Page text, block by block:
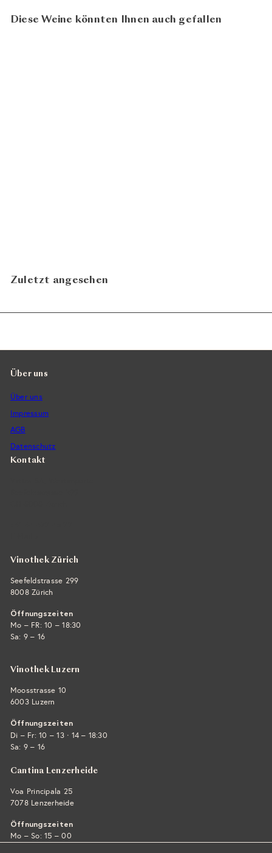
Diese Weine könnten Ihnen auch gefallen
Zuletzt angesehen
Über uns
Über uns
Impressum
AGB
Datenschutz
Kontakt
Vinothek Zürich
Seefeldstrasse 299
8008 Zürich
Öffnungszeiten
Mo – FR: 10 – 18:30
Sa: 9 – 16
Vinothek Luzern
Moosstrasse 10
6003 Luzern
Öffnungszeiten
Di – Fr: 10 – 13 · 14 – 18:30
Sa: 9 – 16
Cantina Lenzerheide
Voa Principala 25
7078 Lenzerheide
Öffnungszeiten
Mo – So: 15 – 00